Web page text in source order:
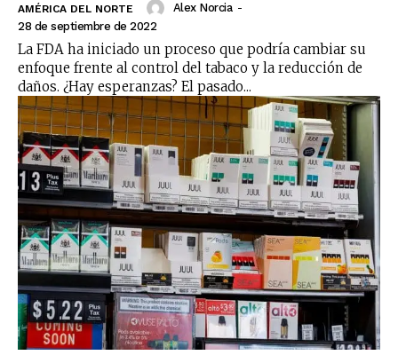
AMÉRICA DEL NORTE Alex Norcia -
28 de septiembre de 2022
La FDA ha iniciado un proceso que podría cambiar su
enfoque frente al control del tabaco y la reducción de
daños. ¿Hay esperanzas? El pasado...